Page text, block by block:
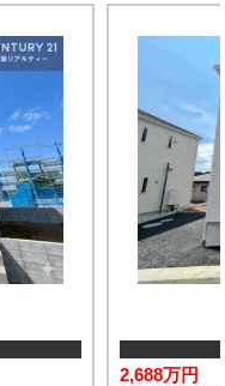
2,688万円